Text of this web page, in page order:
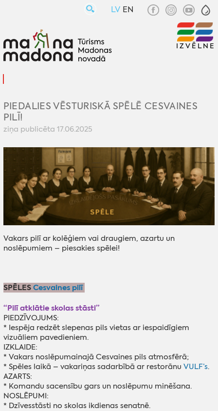
LV EN
IZVĒLNE
PIEDALIES VĒSTURISKĀ SPĒLĒ CESVAINES
PILĪ!
ziņa publicēta 17.06.2025
Vakars pilī ar kolēģiem vai draugiem, azartu un
noslēpumiem – piesakies spēlei!
SPĒLESCesvaines pilī
“Pilī atklātie skolas stāsti”
PIEDZĪVOJUMS:
* Iespēja redzēt slepenas pils vietas ar iespaidīgiem
vizuāliem pavedieniem.
IZKLAIDE:
* Vakars noslēpumainajā Cesvaines pils atmosfērā;
* Spēles laikā – vakariņas sadarbībā ar restorānu VULF’s.
AZARTS:
* Komandu sacensību gars un noslēpumu minēšana.
NOSLĒPUMI:
* Dzīvesstāsti no skolas ikdienas senatnē.